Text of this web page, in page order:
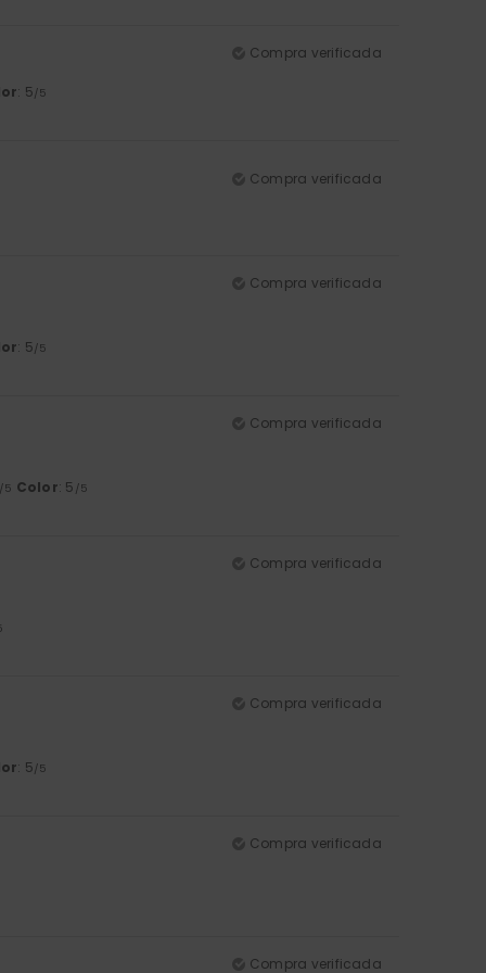
Compra verificada
: 5/5
Compra verificada
Compra verificada
: 5/5
Compra verificada
/5 Color: 5 /5
Compra verificada
Compra verificada
: 5/5
Compra verificada
Compra verificada